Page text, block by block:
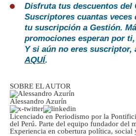
Disfruta tus descuentos del
Suscriptores cuantas veces
tu suscripción a Gestión.
promociones esperan por
Y si aún no eres suscriptor,
AQUÍ.
SOBRE EL AUTOR
Alessandro Azurín
Licenciado en Periodismo por la
del Perú. Parte del equipo fundador del
Experiencia en cobertura política, social